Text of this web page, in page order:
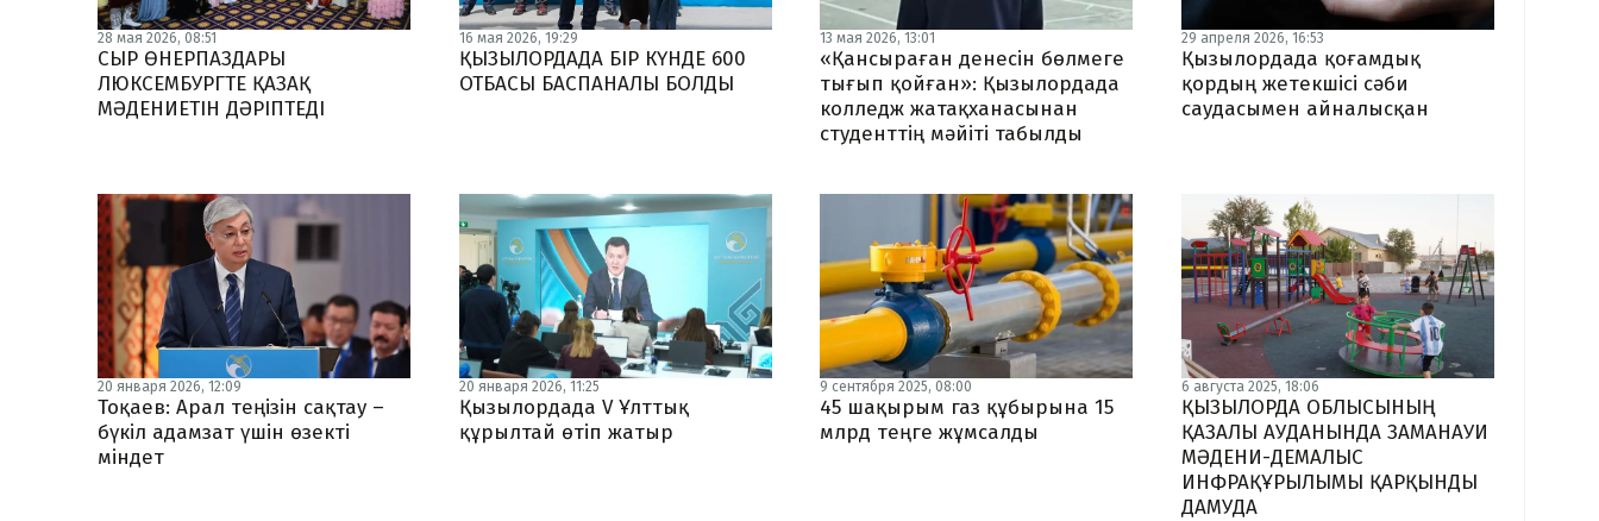
28 мая 2026, 08:51
СЫР ӨНЕРПАЗДАРЫ
ЛЮКСЕМБУРГТЕ ҚАЗАҚ
МӘДЕНИЕТІН ДӘРІПТЕДІ
16 мая 2026, 19:29
ҚЫЗЫЛОРДАДА БІР КҮНДЕ 600
ОТБАСЫ БАСПАНАЛЫ БОЛДЫ
13 мая 2026, 13:01
«Қансыраған денесін бөлмеге
тығып қойған»: Қызылордада
колледж жатақханасынан
студенттің мәйіті табылды
29 апреля 2026, 16:53
Қызылордада қоғамдық
қордың жетекшісі сәби
саудасымен айналысқан
20 января 2026, 12:09
Тоқаев: Арал теңізін сақтау –
бүкіл адамзат үшін өзекті
міндет
20 января 2026, 11:25
Қызылордада V Ұлттық
құрылтай өтіп жатыр
9 сентября 2025, 08:00
45 шақырым газ құбырына 15
млрд теңге жұмсалды
6 августа 2025, 18:06
ҚЫЗЫЛОРДА ОБЛЫСЫНЫҢ
ҚАЗАЛЫ АУДАНЫНДА ЗАМАНАУИ
МӘДЕНИ-ДЕМАЛЫС
ИНФРАҚҰРЫЛЫМЫ ҚАРҚЫНДЫ
ДАМУДА